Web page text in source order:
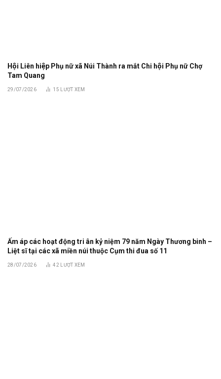
Hội Liên hiệp Phụ nữ xã Núi Thành ra mắt Chi hội Phụ nữ Chợ
Tam Quang
29/07/2026 15 LƯỢT XEM
Ấm áp các hoạt động tri ân kỷ niệm 79 năm Ngày Thương binh –
Liệt sĩ tại các xã miền núi thuộc Cụm thi đua số 11
28/07/2026 42 LƯỢT XEM